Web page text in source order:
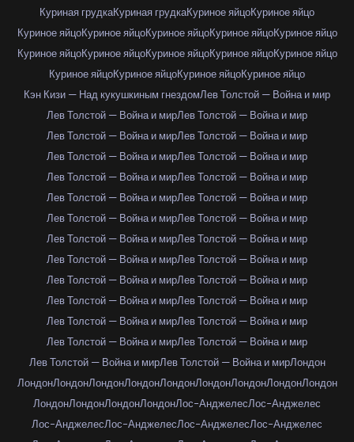
Куриная грудкаКуриная грудкаКуриное яйцоКуриное яйцо
Куриное яйцоКуриное яйцоКуриное яйцоКуриное яйцоКуриное яйцо
Куриное яйцоКуриное яйцоКуриное яйцоКуриное яйцоКуриное яйцо
Куриное яйцоКуриное яйцоКуриное яйцоКуриное яйцо
Кэн Кизи — Над кукушкиным гнездомЛев Толстой — Война и мир
Лев Толстой — Война и мирЛев Толстой — Война и мир
Лев Толстой — Война и мирЛев Толстой — Война и мир
Лев Толстой — Война и мирЛев Толстой — Война и мир
Лев Толстой — Война и мирЛев Толстой — Война и мир
Лев Толстой — Война и мирЛев Толстой — Война и мир
Лев Толстой — Война и мирЛев Толстой — Война и мир
Лев Толстой — Война и мирЛев Толстой — Война и мир
Лев Толстой — Война и мирЛев Толстой — Война и мир
Лев Толстой — Война и мирЛев Толстой — Война и мир
Лев Толстой — Война и мирЛев Толстой — Война и мир
Лев Толстой — Война и мирЛев Толстой — Война и мир
Лев Толстой — Война и мирЛев Толстой — Война и мир
Лев Толстой — Война и мирЛев Толстой — Война и мирЛондон
ЛондонЛондонЛондонЛондонЛондонЛондонЛондонЛондонЛондон
ЛондонЛондонЛондонЛондонЛос-АнджелесЛос-Анджелес
Лос-АнджелесЛос-АнджелесЛос-АнджелесЛос-Анджелес